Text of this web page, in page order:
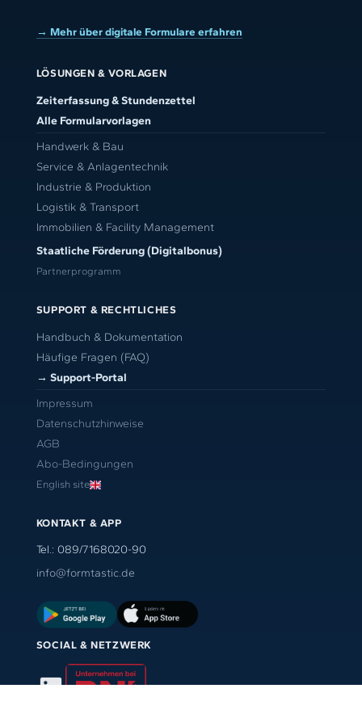
→ Mehr über digitale Formulare erfahren
LÖSUNGEN & VORLAGEN
Zeiterfassung & Stundenzettel
Alle Formularvorlagen
Handwerk & Bau
Service & Anlagentechnik
Industrie & Produktion
Logistik & Transport
Immobilien & Facility Management
Staatliche Förderung (Digitalbonus)
Partnerprogramm
SUPPORT & RECHTLICHES
Handbuch & Dokumentation
Häufige Fragen (FAQ)
→ Support-Portal
Impressum
Datenschutzhinweise
AGB
Abo-Bedingungen
English site
KONTAKT & APP
Tel.: 089/7168020-90
info@formtastic.de
SOCIAL & NETZWERK